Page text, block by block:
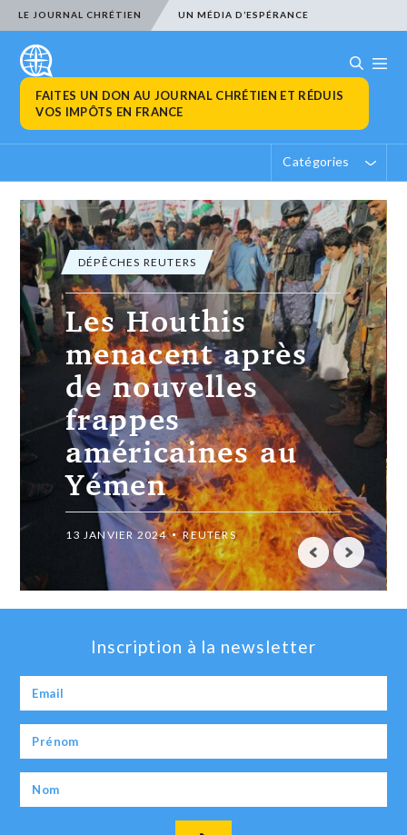
LE JOURNAL CHRÉTIEN UN MÉDIA D’ESPÉRANCE
FAITES UN DON AU JOURNAL CHRÉTIEN ET RÉDUIS
VOS IMPÔTS EN FRANCE
Catégories
DÉPÊCHES REUTERS
Les Houthis
menacent après
de nouvelles
frappes
américaines au
Yémen
13 JANVIER 2024 REUTERS
Inscription à la newsletter